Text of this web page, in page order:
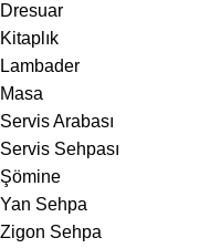
Dresuar
Kitaplık
Lambader
Masa
Servis Arabası
Servis Sehpası
Şömine
Yan Sehpa
Zigon Sehpa